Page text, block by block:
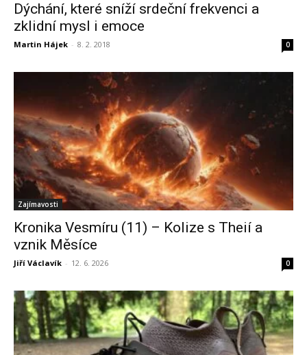
Dýchání, které sníží srdeční frekvenci a
zklidní mysl i emoce
Martin Hájek - 8. 2. 2018 0
Zajímavosti
Kronika Vesmíru (11) – Kolize s Theií a
vznik Měsíce
Jiří Václavík - 12. 6. 2026 0